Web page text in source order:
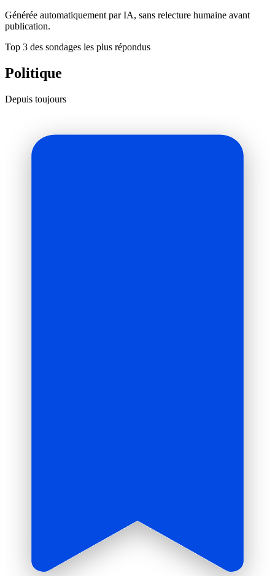
Générée automatiquement par IA, sans relecture humaine avant
publication.
Top 3 des sondages les plus répondus
Politique
Depuis toujours